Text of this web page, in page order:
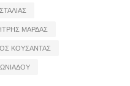
ΜΑΡΔΑΣ
ΚΟΥΣΑΝΤΑΣ